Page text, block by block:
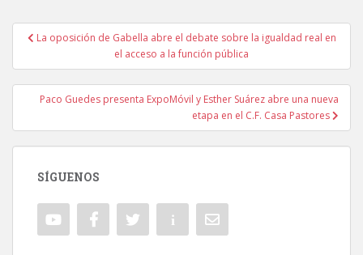
Navegación de entradas
La oposición de Gabella abre el debate sobre la igualdad real en
el acceso a la función pública
Paco Guedes presenta ExpoMóvil y Esther Suárez abre una nueva
etapa en el C.F. Casa Pastores
SÍGUENOS